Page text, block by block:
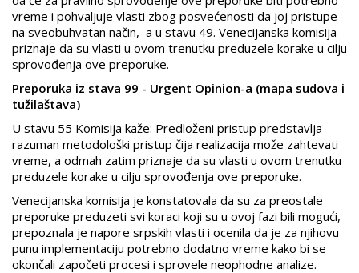
vreme i pohvaljuje vlasti zbog posvećenosti da joj pristupe
na sveobuhvatan način, a u stavu 49. Venecijanska komisija
priznaje da su vlasti u ovom trenutku preduzele korake u cilju
sprovođenja ove preporuke.
Preporuka iz stava 99 - Urgent Opinion-a (mapa sudova i
tužilaštava)
U stavu 55 Komisija kaže: Predloženi pristup predstavlja
razuman metodološki pristup čija realizacija može zahtevati
vreme, a odmah zatim priznaje da su vlasti u ovom trenutku
preduzele korake u cilju sprovođenja ove preporuke.
Venecijanska komisija je konstatovala da su za preostale
preporuke preduzeti svi koraci koji su u ovoj fazi bili mogući,
prepoznala je napore srpskih vlasti i ocenila da je za njihovu
punu implementaciju potrebno dodatno vreme kako bi se
okončali započeti procesi i sprovele neophodne analize.